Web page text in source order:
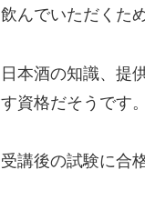
んでいただくた
本酒の知識、提
資格だそうです。
講後の試験に合